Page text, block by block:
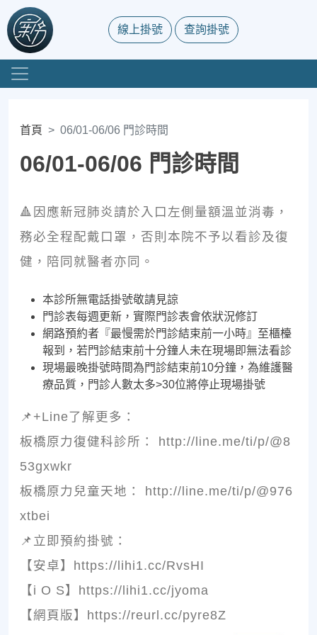
線上掛號 查詢掛號
首頁 06/01-06/06 門診時間
06/01-06/06 門診時間
🔺因應新冠肺炎請於入口左側量額溫並消毒，
務必全程配戴口罩，否則本院不予以看診及復
健，陪同就醫者亦同。
本診所無電話掛號敬請見諒
門診表每週更新，實際門診表會依狀況修訂
網路預約者『最慢需於門診結束前一小時』至櫃檯
報到，若門診結束前十分鐘人未在現場即無法看診
現場最晚掛號時間為門診結束前10分鐘，為維護醫
療品質，門診人數太多>30位將停止現場掛號
📌+Line了解更多：
板橋原力復健科診所： http://line.me/ti/p/@8
53gxwkr
板橋原力兒童天地： http://line.me/ti/p/@976
xtbei
📌立即預約掛號：
【安卓】https://lihi1.cc/RvsHI
【i O S】https://lihi1.cc/jyoma
【網頁版】https://reurl.cc/pyre8Z